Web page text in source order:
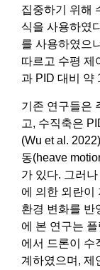
집중하기 위해
식을 사용하였
를 사용하였으
따르고 수평 제
과 PID 대비 약
기존 연구들은
고, 수직축은
(Wu et al.
동(heave
가 있다. 그러
에 의한 외란이
환경 변화를 반
에 본 연구는
에서 드론이 수
계하였으며, 제